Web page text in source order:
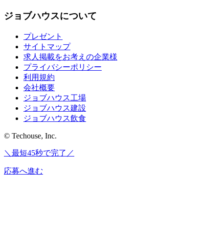
ジョブハウスについて
プレゼント
サイトマップ
求人掲載をお考えの企業様
プライバシーポリシー
利用規約
会社概要
ジョブハウス工場
ジョブハウス建設
ジョブハウス飲食
© Techouse, Inc.
＼最短45秒で完了／
応募へ進む